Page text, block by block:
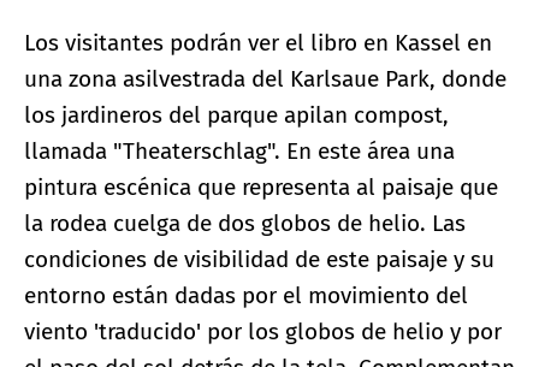
Los visitantes podrán ver el libro en Kassel en
una zona asilvestrada del Karlsaue Park, donde
los jardineros del parque apilan compost,
llamada "Theaterschlag". En este área una
pintura escénica que representa al paisaje que
la rodea cuelga de dos globos de helio. Las
condiciones de visibilidad de este paisaje y su
entorno están dadas por el movimiento del
viento 'traducido' por los globos de helio y por